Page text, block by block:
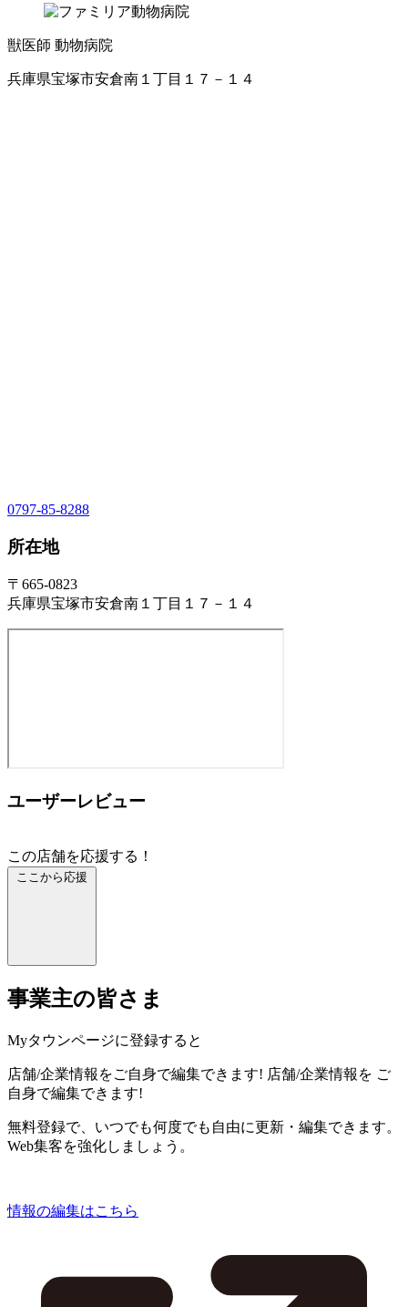
獣医師 動物病院
兵庫県宝塚市安倉南１丁目１７－１４
0797-85-8288
所在地
〒665-0823
兵庫県宝塚市安倉南１丁目１７－１４
ユーザーレビュー
この店舗を応援する！
ここから応援
事業主の皆さま
Myタウンページに登録すると
店舗/企業情報をご自身で編集できます! 店舗/企業情報を ご
自身で編集できます!
無料登録で、いつでも何度でも自由に更新・編集できます。
Web集客を強化しましょう。
情報の編集はこちら